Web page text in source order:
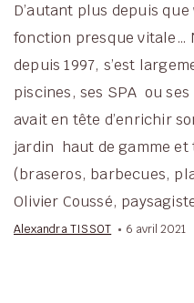
D’autant plus depuis
fonction presque vitale…
depuis 1997, s’est
piscines, ses SPA ou
avait en tête d’enrichir
jardin haut de gamme et
(braseros, barbecues,
Olivier Coussé,
Alexandra TISSOT 6 avril 2021